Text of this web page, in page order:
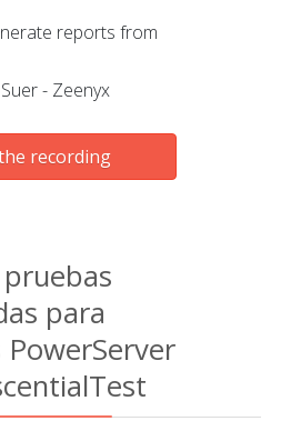
reports from
- Zeenyx
recording
para